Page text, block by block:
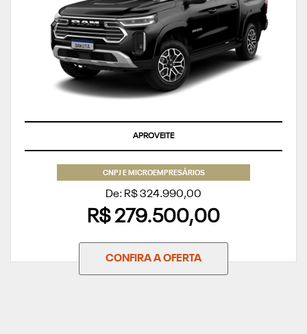
APROVEITE
CNPJ E MICROEMPRESÁRIOS
De: R$ 324.990,00
R$ 279.500,00
CONFIRA A OFERTA